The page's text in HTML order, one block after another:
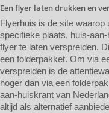
Een flyer laten drukken en
Flyerhuis is de site waarop
specifieke plaats, huis-
flyer te laten verspreiden.
een folderpakket. Om via
verspreiden is de
hoger dan via een
aan-huiskrant van
altijd als alternatief